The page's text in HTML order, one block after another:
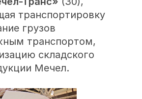
транспортировку
грузов
транспортом,
складского
Мечел.